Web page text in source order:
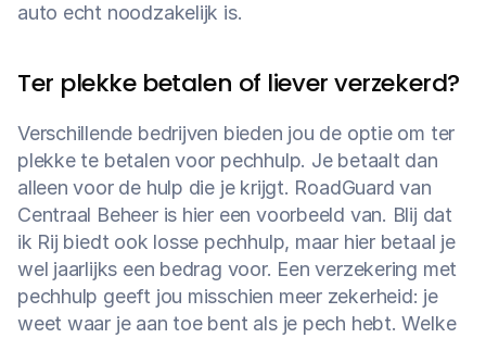
auto echt noodzakelijk is.
Ter plekke betalen of liever verzekerd?
Verschillende bedrijven bieden jou de optie om ter
plekke te betalen voor pechhulp. Je betaalt dan
alleen voor de hulp die je krijgt. RoadGuard van
Centraal Beheer is hier een voorbeeld van. Blij dat
ik Rij biedt ook losse pechhulp, maar hier betaal je
wel jaarlijks een bedrag voor. Een verzekering met
pechhulp geeft jou misschien meer zekerheid: je
weet waar je aan toe bent als je pech hebt. Welke